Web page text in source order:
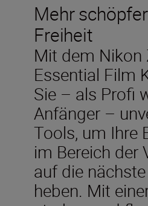
Mehr
Freiheit
Mit dem Nikon
Essential Film
Sie – als Profi
Anfänger –
Tools, um Ihre
im Bereich der
auf die
heben. Mit